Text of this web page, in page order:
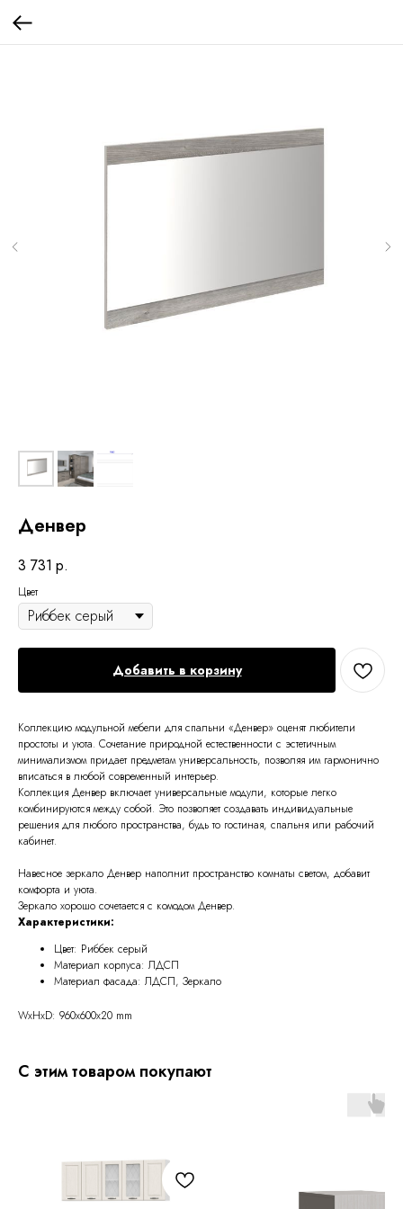
Денвер
3 731 р.
Цвет
Добавить в корзину
Коллекцию модульной мебели для спальни «Денвер» оценят любители
простоты и уюта. Сочетание природной естественности с эстетичным
минимализмом придает предметам универсальность, позволяя им гармонично
вписаться в любой современный интерьер.
Коллекция Денвер включает универсальные модули, которые легко
комбинируются между собой. Это позволяет создавать индивидуальные
решения для любого пространства, будь то гостиная, спальня или рабочий
кабинет.
Навесное зеркало Денвер наполнит пространство комнаты светом, добавит
комфорта и уюта.
Зеркало хорошо сочетается с комодом Денвер.
Характеристики:
Цвет: Риббек серый
Материал корпуса: ЛДСП
Материал фасада: ЛДСП, Зеркало
WxHxD: 960x600x20 mm
С этим товаром покупают